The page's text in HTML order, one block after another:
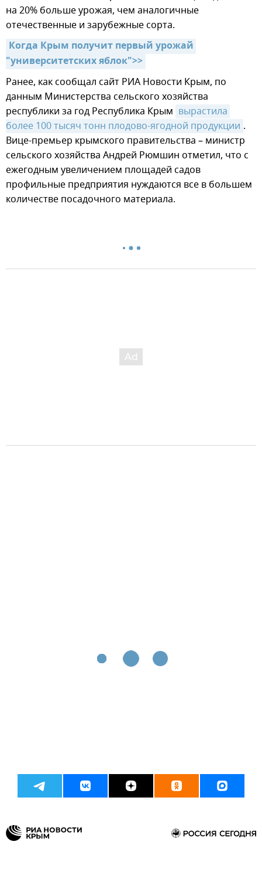
на 20% больше урожая, чем аналогичные
отечественные и зарубежные сорта.
Когда Крым получит первый урожай
"университетских яблок">>
Ранее, как сообщал сайт РИА Новости Крым, по
данным Министерства сельского хозяйства
республики за год Республика Крым вырастила
более 100 тысяч тонн плодово-ягодной продукции .
Вице-премьер крымского правительства – министр
сельского хозяйства Андрей Рюмшин отметил, что с
ежегодным увеличением площадей садов
профильные предприятия нуждаются все в большем
количестве посадочного материала.